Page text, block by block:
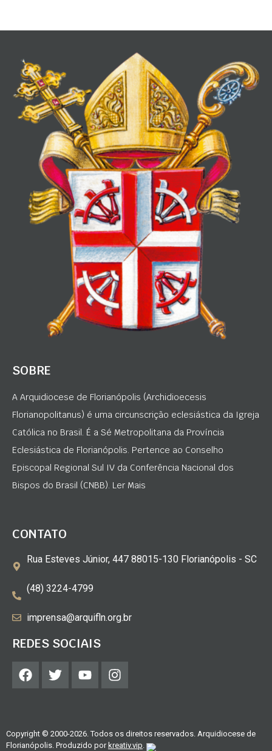
SOBRE
A Arquidiocese de Florianópolis (Archidioecesis
Florianopolitanus) é uma circunscrição eclesiástica da Igreja
Católica no Brasil. É a Sé Metropolitana da Província
Eclesiástica de Florianópolis. Pertence ao Conselho
Episcopal Regional Sul IV da Conferência Nacional dos
Bispos do Brasil (CNBB). Ler Mais
CONTATO
Rua Esteves Júnior, 447 88015-130 Florianópolis - SC
(48) 3224-4799
imprensa@arquifln.org.br
REDES SOCIAIS
Copyright © 2000-2026. Todos os direitos reservados. Arquidiocese de
Florianópolis. Produzido porkreativ.vip